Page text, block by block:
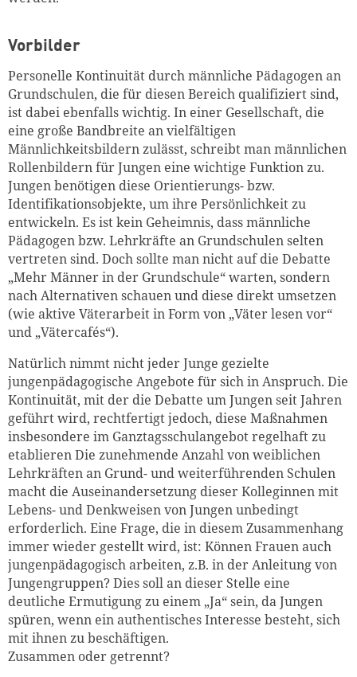
Vorbilder
Personelle Kontinuität durch männliche Pädagogen an
Grundschulen, die für diesen Bereich qualifiziert sind,
ist dabei ebenfalls wichtig. In einer Gesellschaft, die
eine große Bandbreite an vielfältigen
Männlichkeitsbildern zulässt, schreibt man männlichen
Rollenbildern für Jungen eine wichtige Funktion zu.
Jungen benötigen diese Orientierungs- bzw.
Identifikationsobjekte, um ihre Persönlichkeit zu
entwickeln. Es ist kein Geheimnis, dass männliche
Pädagogen bzw. Lehrkräfte an Grundschulen selten
vertreten sind. Doch sollte man nicht auf die Debatte
„Mehr Männer in der Grundschule“ warten, sondern
nach Alternativen schauen und diese direkt umsetzen
(wie aktive Väterarbeit in Form von „Väter lesen vor“
und „Vätercafés“).
Natürlich nimmt nicht jeder Junge gezielte
jungenpädagogische Angebote für sich in Anspruch. Die
Kontinuität, mit der die Debatte um Jungen seit Jahren
geführt wird, rechtfertigt jedoch, diese Maßnahmen
insbesondere im Ganztagsschulangebot regelhaft zu
etablieren Die zunehmende Anzahl von weiblichen
Lehrkräften an Grund- und weiterführenden Schulen
macht die Auseinandersetzung dieser Kolleginnen mit
Lebens- und Denkweisen von Jungen unbedingt
erforderlich. Eine Frage, die in diesem Zusammenhang
immer wieder gestellt wird, ist: Können Frauen auch
jungenpädagogisch arbeiten, z.B. in der Anleitung von
Jungengruppen? Dies soll an dieser Stelle eine
deutliche Ermutigung zu einem „Ja“ sein, da Jungen
spüren, wenn ein authentisches Interesse besteht, sich
mit ihnen zu beschäftigen.
Zusammen oder getrennt?